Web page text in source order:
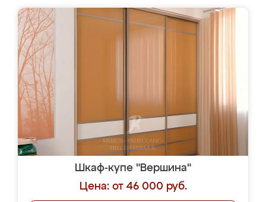
Шкаф-купе "Вершина"
Цена: от 46 000 руб.